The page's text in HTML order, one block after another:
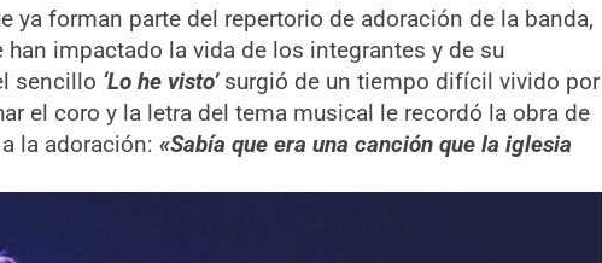
ya forman parte del repertorio de adoración de la banda,
impactado la vida de los integrantes y de su
sencillo ‘Lo he visto’surgió de un tiempo difícil vivido por
el coro y la letra del tema musical le recordó la obra de
la adoración: «Sabía que era una canción que la iglesia